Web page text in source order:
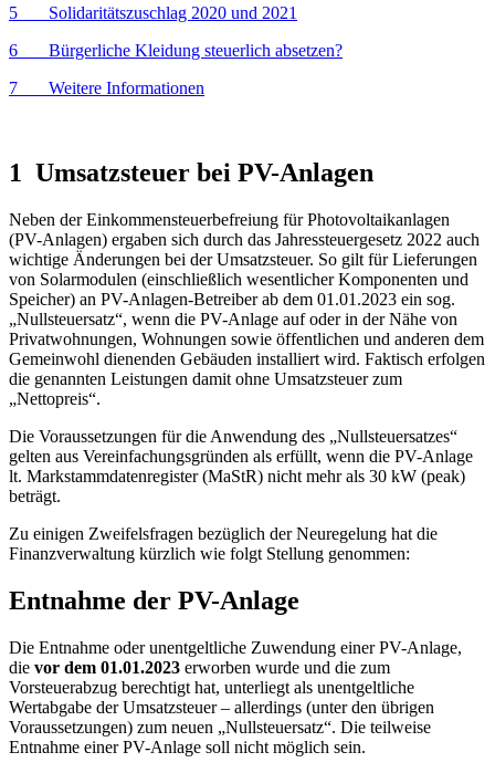
5 Solidaritätszuschlag 2020 und 2021
6 Bürgerliche Kleidung steuerlich absetzen?
7 Weitere Informationen
1 Umsatzsteuer bei PV-Anlagen
Neben der Einkommensteuerbefreiung für Photovoltaikanlagen
(PV-Anlagen) ergaben sich durch das Jahressteuergesetz 2022 auch
wichtige Änderungen bei der Umsatzsteuer. So gilt für Lieferungen
von Solarmodulen (einschließlich wesentlicher Komponenten und
Speicher) an PV-Anlagen-Betreiber ab dem 01.01.2023 ein sog.
„Nullsteuersatz“, wenn die PV-Anlage auf oder in der Nähe von
Privatwohnungen, Wohnungen sowie öffentlichen und anderen dem
Gemeinwohl dienenden Gebäuden installiert wird. Faktisch erfolgen
die genannten Leistungen damit ohne Umsatzsteuer zum
„Nettopreis“.
Die Voraussetzungen für die Anwendung des „Nullsteuersatzes“
gelten aus Vereinfachungsgründen als erfüllt, wenn die PV-Anlage
lt. Markstammdatenregister (MaStR) nicht mehr als 30 kW (peak)
beträgt.
Zu einigen Zweifelsfragen bezüglich der Neuregelung hat die
Finanzverwaltung kürzlich wie folgt Stellung genommen:
Entnahme der PV-Anlage
Die Entnahme oder unentgeltliche Zuwendung einer PV-Anlage,
die vor dem 01.01.2023 erworben wurde und die zum
Vorsteuerabzug berechtigt hat, unterliegt als unentgeltliche
Wertabgabe der Umsatzsteuer – allerdings (unter den übrigen
Voraussetzungen) zum neuen „Nullsteuersatz“. Die teilweise
Entnahme einer PV-Anlage soll nicht möglich sein.